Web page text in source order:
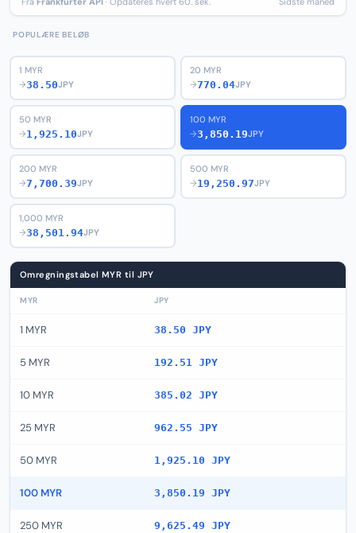
POPULÆRE BELØB
1 MYR
→38.50JPY
20 MYR
→770.04JPY
50 MYR
→1,925.10JPY
100 MYR
→3,850.19JPY
200 MYR
→7,700.39JPY
500 MYR
→19,250.97JPY
1,000 MYR
→38,501.94JPY
Omregningstabel MYR til JPY
MYR JPY
1 MYR 38.50 JPY
5 MYR 192.51 JPY
10 MYR 385.02 JPY
25 MYR 962.55 JPY
50 MYR 1,925.10 JPY
100 MYR 3,850.19 JPY
250 MYR 9,625.49 JPY